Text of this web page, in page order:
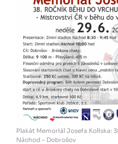
Plakát Memoriál Josefa Kolíska:
Náchod – Dobrošov